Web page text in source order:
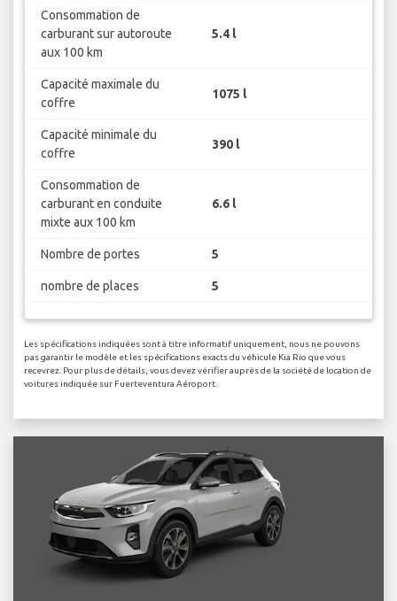
Consommation de
carburant sur autoroute
aux 100 km
5.4 l
Capacité maximale du
coffre
1075 l
Capacité minimale du
coffre
390 l
Consommation de
carburant en conduite
mixte aux 100 km
6.6 l
Nombre de portes 5
nombre de places 5
Les spécifications indiquées sont à titre informatif uniquement, nous ne pouvons
pas garantir le modèle et les spécifications exacts du véhicule Kia Rio que vous
recevrez. Pour plus de détails, vous devez vérifier auprès de la société de location de
voitures indiquée sur Fuerteventura Aéroport.